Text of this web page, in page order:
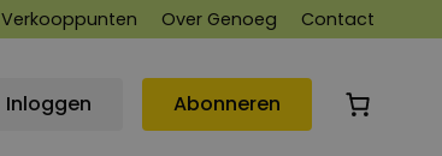
Verkooppunten Over Genoeg Contact
Inloggen Abonneren